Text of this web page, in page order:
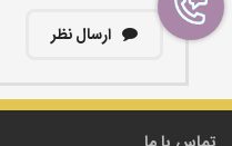
ارسال نظر